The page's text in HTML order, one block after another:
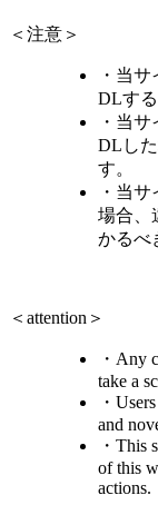
＜注意＞
・当
DLす
・当
DLし
す。
・当
場合、
かるべ
＜attention＞
・Any
take a
・
and
・This
of this
actions.